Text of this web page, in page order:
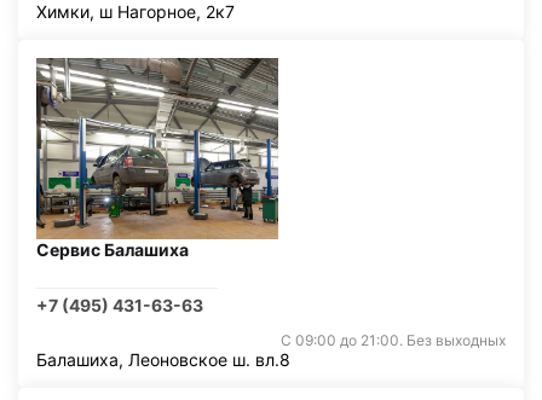
Химки, ш Нагорное, 2к7
Сервис Балашиха
+7 (495) 431-63-63
С 09:00 до 21:00. Без выходных
Балашиха, Леоновское ш. вл.8